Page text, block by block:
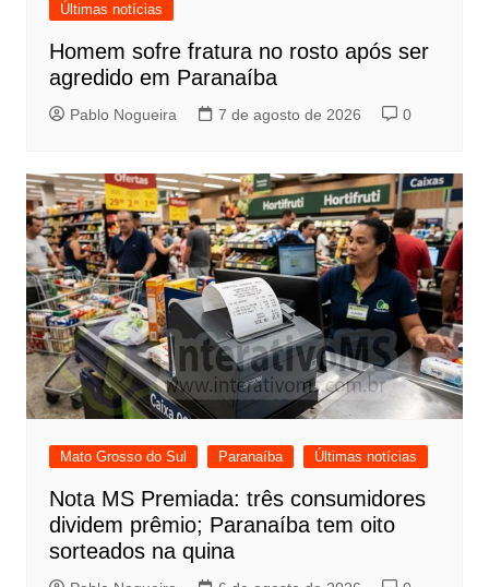
Últimas notícias
Homem sofre fratura no rosto após ser
agredido em Paranaíba
Pablo Nogueira 7 de agosto de 2026 0
Mato Grosso do Sul Paranaíba Últimas notícias
Nota MS Premiada: três consumidores
dividem prêmio; Paranaíba tem oito
sorteados na quina